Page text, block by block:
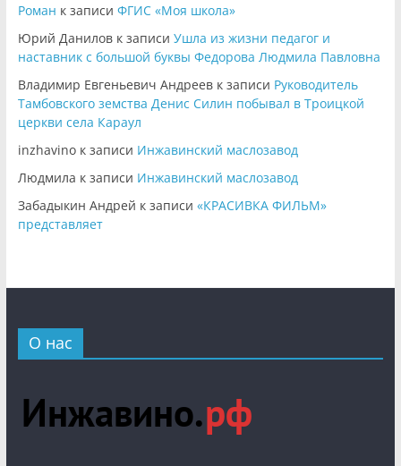
Роман к записи ФГИС «Моя школа»
Юрий Даниловк записи Ушла из жизни педагог и
наставник с большой буквы Федорова Людмила Павловна
Владимир Евгеньевич Андреевк записи Руководитель
Тамбовского земства Денис Силин побывал в Троицкой
церкви села Караул
inzhavinoк записи Инжавинский маслозавод
Людмила к записи Инжавинский маслозавод
Забадыкин Андрей к записи «КРАСИВКА ФИЛЬМ»
представляет
О нас